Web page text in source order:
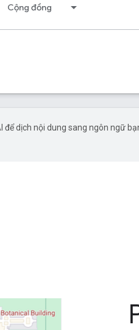
Cộng đồng
để dịch nội dung sang ngôn ngữ